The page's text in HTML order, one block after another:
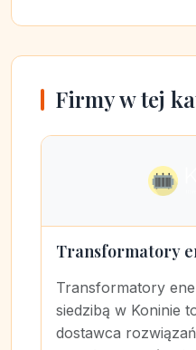
Firmy w tej
Transformatory
Transformatory
siedzibą w Koninie
dostawca